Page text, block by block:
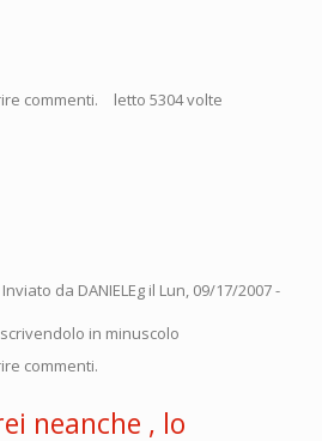
commenti. letto 5304 volte
Inviato da DANIELEg il Lun, 09/17/2007 -
in minuscolo
commenti.
neanche , lo